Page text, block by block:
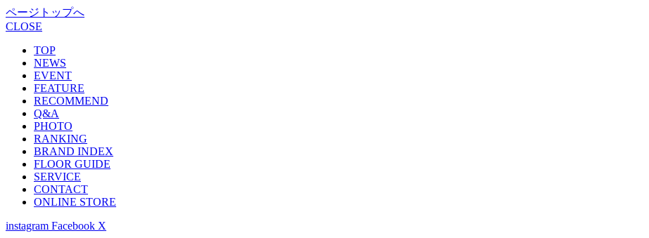
ページトップへ
CLOSE
TOP
NEWS
EVENT
FEATURE
RECOMMEND
Q&A
PHOTO
RANKING
BRAND INDEX
FLOOR GUIDE
SERVICE
CONTACT
ONLINE STORE
instagram Facebook X